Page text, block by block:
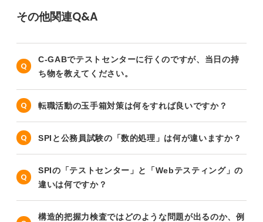
その他関連Q&A
C-GABでテストセンターに行くのですが、当日の持
ち物を教えてください。
転職活動の玉手箱対策は何をすれば良いですか？
SPIと公務員試験の「数的処理」は何が違いますか？
SPIの「テストセンター」と「Webテスティング」の
違いは何ですか？
構造的把握力検査ではどのような問題が出るのか、例